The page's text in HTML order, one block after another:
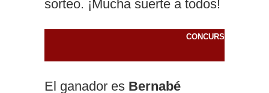
sorteo. ¡Mucha suerte a todos!
CONCURSO
El ganador es Bernabé